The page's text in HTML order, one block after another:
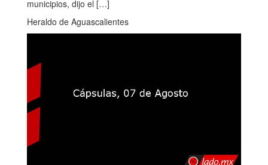
municipios, dijo el […]
Heraldo de Aguascalientes